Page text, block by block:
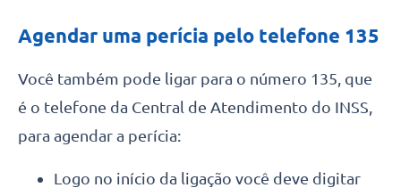
Agendar uma perícia pelo telefone 135
Você também pode ligar para o número 135, que
é o telefone da Central de Atendimento do INSS,
para agendar a perícia:
Logo no início da ligação você deve digitar